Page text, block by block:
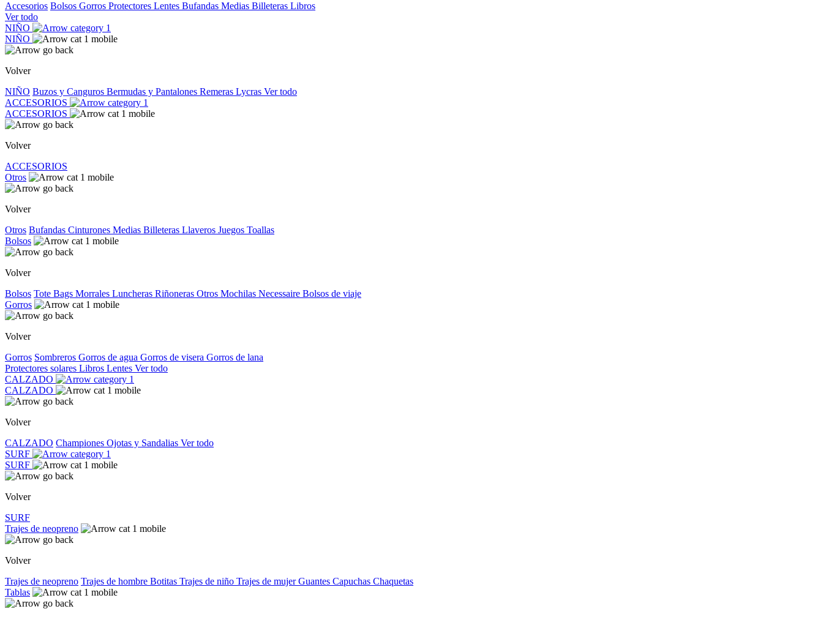
Accesorios Bolsos Gorros Protectores Lentes Bufandas Medias Billeteras Libros
Ver todo
NIÑO
NIÑO
Volver
NIÑO Buzos y Canguros Bermudas y Pantalones Remeras Lycras Ver todo
ACCESORIOS
ACCESORIOS
Volver
ACCESORIOS
Otros
Volver
Otros Bufandas Cinturones Medias Billeteras Llaveros Juegos Toallas
Bolsos
Volver
Bolsos Tote Bags Morrales Luncheras Riñoneras Otros Mochilas Necessaire Bolsos de viaje
Gorros
Volver
Gorros Sombreros Gorros de agua Gorros de visera Gorros de lana
Protectores solares Libros Lentes Ver todo
CALZADO
CALZADO
Volver
CALZADO Championes Ojotas y Sandalias Ver todo
SURF
SURF
Volver
SURF
Trajes de neopreno
Volver
Trajes de neopreno Trajes de hombre Botitas Trajes de niño Trajes de mujerGuantes Capuchas Chaquetas
Tablas